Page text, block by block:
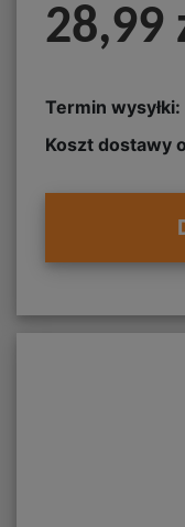
28,99
Termin wysyłki:
Koszt dostawy